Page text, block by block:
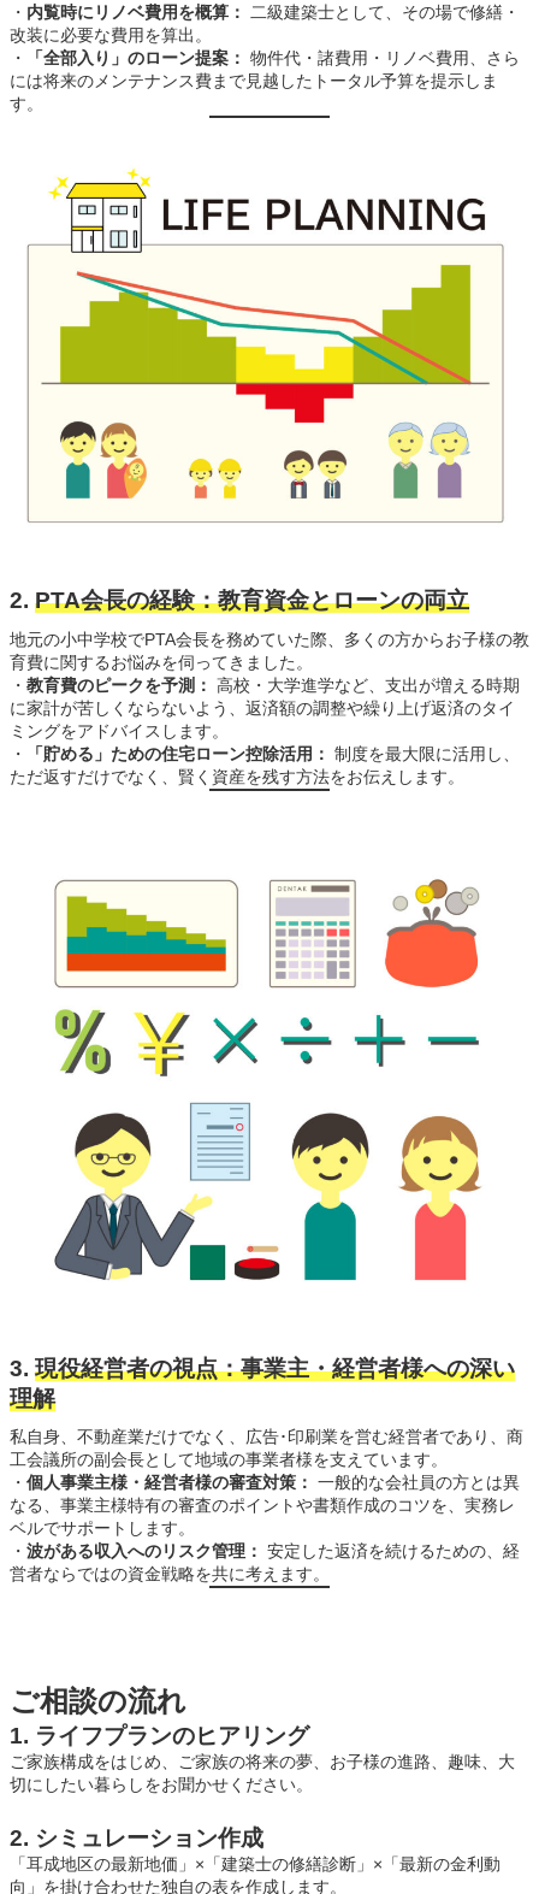
・ 内覧時にリノベ費用を概算：
二級建築士として、その場で修繕・
改装に必要な費用を算出。
・
「全部入り」のローン提案： 物件代・諸費用・リノベ費用、さら
には将来のメンテナンス費まで見越したトータル予算を提示しま
す。
2. PTA会長の経験：教育資金とローンの両立
地元の小中学校でPTA会長を務めていた際、多くの方からお子様の教
育費に関するお悩みを伺ってきました。
・ 教育費のピークを予測： 高校・大学進学など、支出が増える時期
に家計が苦しくならないよう、返済額の調整や繰り上げ返済のタイ
ミングをアドバイスします。
・
「貯める」ための住宅ローン控除活用： 制度を最大限に活用し、
ただ返すだけでなく、賢く資産を残す方法をお伝えします。
3. 現役経営者の視点：事業主・経営者様への深い
理解
私自身、不動産業だけでなく、広告･印刷業を営む経営者であり、商
工会議所の副会長として地域の事業者様を支えています。
・ 個人事業主様・経営者様の審査対策： 一般的な会社員の方とは異
なる、事業主様特有の審査のポイントや書類作成のコツを、実務レ
ベルでサポートします。
・ 波がある収入へのリスク管理： 安定した返済を続けるための、経
営者ならではの資金戦略を共に考えます。
ご相談の流れ
1. ライフプランのヒアリング
ご家族構成をはじめ、ご家族の将来の夢、お子様の進路、趣味、大
切にしたい暮らしをお聞かせください。
2. シミュレーション作成
「耳成地区の最新地価」×「建築士の修繕診断」×「最新の金利動
向」を掛け合わせた独自の表を作成します。